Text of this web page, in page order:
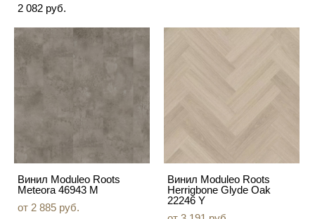
2 082 pуб.
Винил Moduleo Roots
Meteora 46943 M
от 2 885 pуб.
Винил Moduleo Roots
Herrigbone Glyde Oak
22246 Y